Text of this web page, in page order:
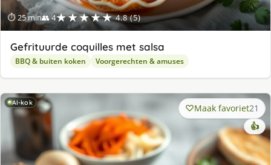
⏱ 25 min👥 4★★★★★ 4.8 (5)
Gefrituurde coquilles met salsa
BBQ & buiten koken Voorgerechten & amuses
AI-kok Maak favoriet21
👍